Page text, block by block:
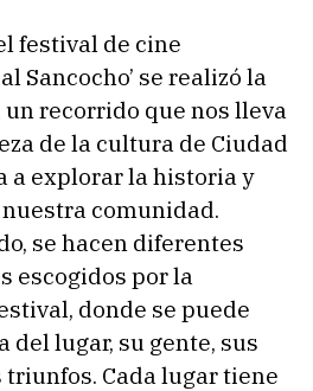
festival de cine
Sancocho’ se realizó la
recorrido que nos lleva
de la cultura de Ciudad
a explorar la historia y
comunidad.
se hacen diferentes
escogidos por la
donde se puede
lugar, su gente, sus
Cada lugar tiene